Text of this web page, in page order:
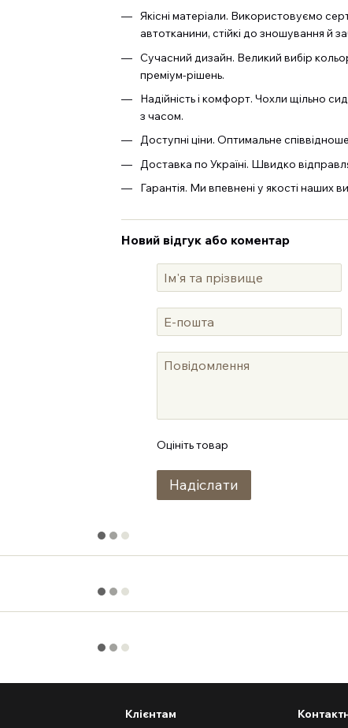
Якісні матеріали. Використовуємо
автотканини, стійкі до зношування й
Сучасний дизайн. Великий вибір
преміум-рішень.
Надійність і комфорт. Чохли щільно
з часом.
Доступні ціни. Оптимальне
Доставка по Україні. Швидко
Гарантія. Ми впевнені у якості наших
Новий відгук або коментар
Оцініть товар
Надіслати
Клієнтам